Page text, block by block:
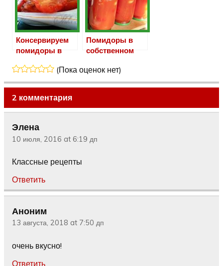
Консервируем
помидоры в
Помидоры в
собственном
(Пока оценок нет)
2 комментария
Элена
10 июля, 2016 at 6:19 дп
Классные рецепты
Ответить
Аноним
13 августа, 2018 at 7:50 дп
очень вкусно!
Ответить